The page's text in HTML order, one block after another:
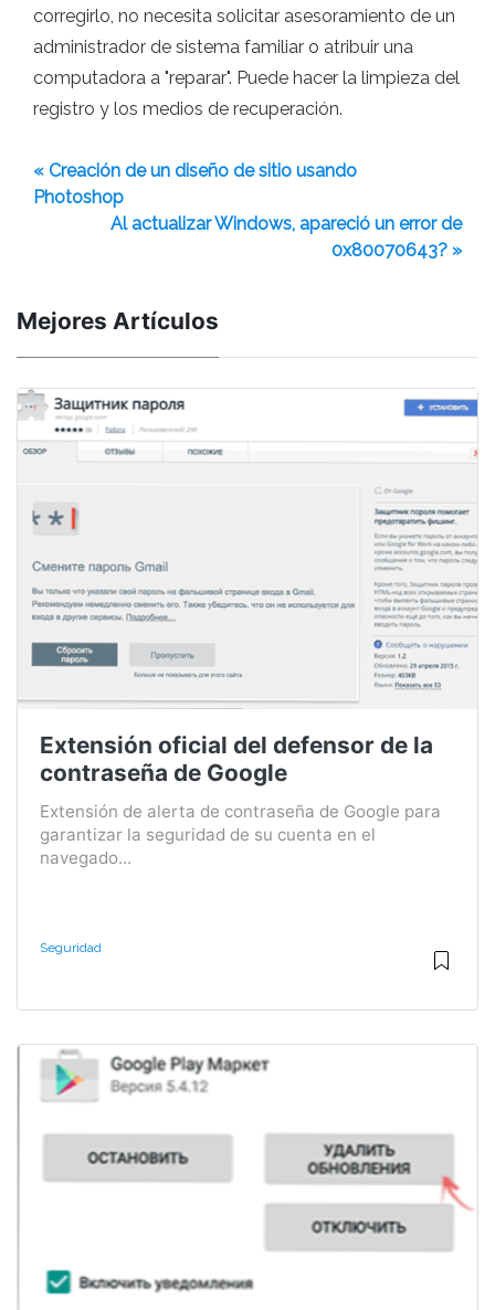
corregirlo, no necesita solicitar asesoramiento de un
administrador de sistema familiar o atribuir una
computadora a "reparar". Puede hacer la limpieza del
registro y los medios de recuperación.
« Creación de un diseño de sitio usando
Photoshop
Al actualizar Windows, apareció un error de
0x80070643? »
Mejores Artículos
Extensión oficial del defensor de la
contraseña de Google
Extensión de alerta de contraseña de Google para
garantizar la seguridad de su cuenta en el
navegado...
Seguridad